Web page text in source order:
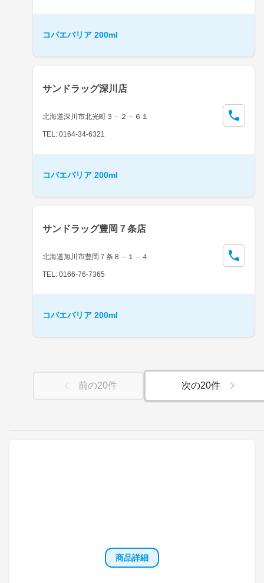
商品詳細
コバエバリア 200ml
サンドラッグ深川店
北海道深川市北光町３－２－６１
TEL: 0164-34-6321
コバエバリア 200ml
サンドラッグ豊岡７条店
北海道旭川市豊岡７条８－１－４
TEL: 0166-76-7365
コバエバリア 200ml
前の20件 次の20件